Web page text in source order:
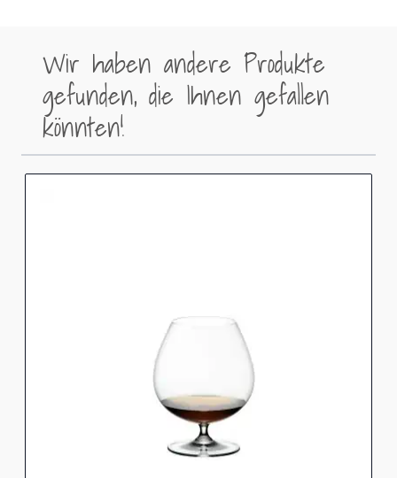
Wir haben andere Produkte
gefunden, die Ihnen gefallen
könnten!